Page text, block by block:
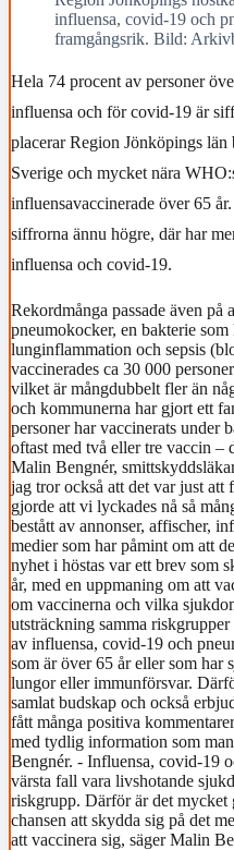
influensa, covid-19 och
framgångsrik. Bild:
Hela 74 procent av personer
influensa och för covid-19 är
placerar Region Jönköpings län
Sverige och mycket nära
influensavaccinerade över 65
siffrorna ännu högre, där har
influensa och covid-19.
Rekordmånga passade även på
pneumokocker, en bakterie
lunginflammation och sepsis
vaccinerades ca 30 000
vilket är mångdubbelt fler än
och kommunerna har gjort ett
personer har vaccinerats under
oftast med två eller tre vaccin –
Malin Bengnér,
jag tror också att det var just att
gjorde att vi lyckades nå så
bestått av annonser, affischer,
medier som har påmint om att
nyhet i höstas var ett brev som
år, med en uppmaning om att
om vaccinerna och vilka
utsträckning samma
av influensa, covid-19 och
som är över 65 år eller som har
lungor eller immunförsvar.
samlat budskap och också
fått många positiva
med tydlig information som
Bengnér. - Influensa, covid-19
värsta fall vara livshotande
riskgrupp. Därför är det mycket
chansen att skydda sig på det
att vaccinera sig, säger Malin